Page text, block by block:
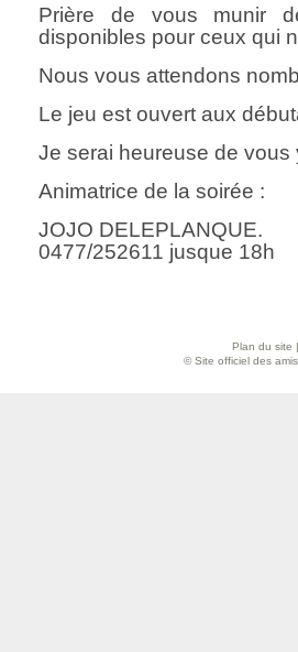
Prière de vous munir
disponibles pour ceux qui
Nous vous attendons
Le jeu est ouvert aux
Je serai heureuse de vous
Animatrice de la soirée :
JOJO DELEPLANQUE.
0477/252611 jusque 18h
Plan du site
© Site officiel des